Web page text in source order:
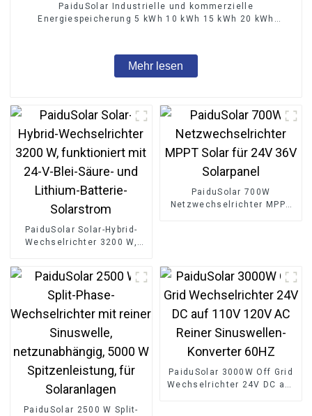
PaiduSolar Industrielle und kommerzielle
Energiespeicherung 5 kWh 10 kWh 15 kWh 20 kWh
Mehr lesen
PaiduSolar Solar-Hybrid-
Wechselrichter 3200 W,
Batterie-Solarstrom
PaiduSolar 700W
Netzwechselrichter MPPT
PaiduSolar 2500 W Split-
PaiduSolar 3000W Off Grid
Wechselrichter 24V DC auf